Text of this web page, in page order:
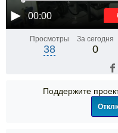
00:00
Просмотры
38
За сегодня
0
Поддержите